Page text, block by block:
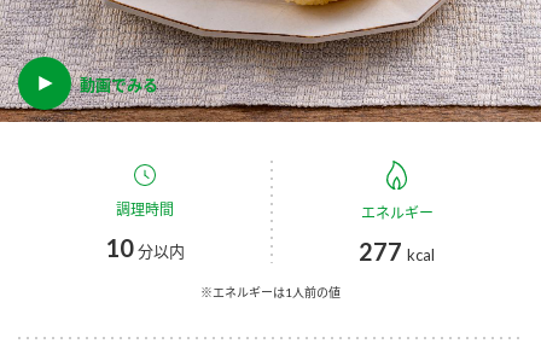
みりん風・料理酒 鍋用調味料
つゆ たれ
スープ 中華
商品ブランドサイト
Fibee（ファイビー）
くらしプラ酢
お酢ドリンク
つゆ
企業情報
国内事業概要
企業理念
ミツカンの歴史
ミツカンを知る
環境への取り組み
動画でみる
調理時間
10分以内
エネルギー
277 kcal
※エネルギーは1人前の値